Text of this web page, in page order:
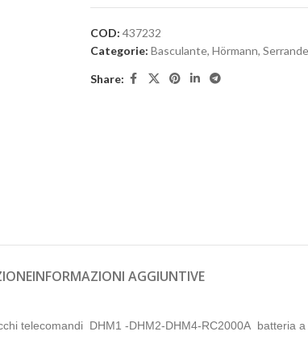
COD: 437232
Categorie: Basculante, Hörmann, Serrande
Share:
INFORMAZIONI AGGIUNTIVE
telecomandi DHM1 -DHM2-DHM4-RC2000A batteria